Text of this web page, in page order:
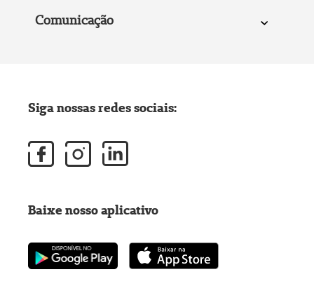
Comunicação
Siga nossas redes sociais:
Baixe nosso aplicativo